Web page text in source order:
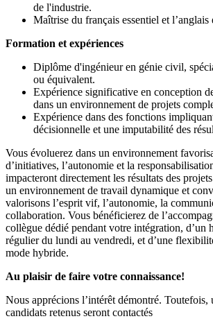
de l'industrie.
Maîtrise du français essentiel et l’anglais
Formation et expériences
Diplôme d'ingénieur en génie civil,
ou équivalent.
Expérience significative en conception
dans un environnement de projets
Expérience dans des fonctions
décisionnelle et une imputabilité des
Vous évoluerez dans un environnement
d’initiatives, l’autonomie et la
impacteront directement les résultats des
un environnement de travail dynamique et
valorisons l’esprit vif, l’autonomie, la
collaboration. Vous bénéficierez de
collègue dédié pendant votre intégration, d’un
régulier du lundi au vendredi, et d’une
mode hybride.
Au plaisir de faire votre connaissance!
Nous apprécions l’intérêt démontré. Toutefois,
candidats retenus seront contactés